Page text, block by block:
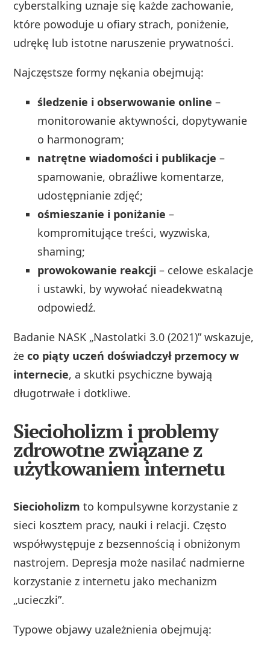
cyberstalking uznaje się każde zachowanie,
które powoduje u ofiary strach, poniżenie,
udrękę lub istotne naruszenie prywatności.
Najczęstsze formy nękania obejmują:
śledzenie i obserwowanie online –
monitorowanie aktywności, dopytywanie
o harmonogram;
natrętne wiadomości i publikacje –
spamowanie, obraźliwe komentarze,
udostępnianie zdjęć;
ośmieszanie i poniżanie –
kompromitujące treści, wyzwiska,
shaming;
prowokowanie reakcji – celowe eskalacje
i ustawki, by wywołać nieadekwatną
odpowiedź.
Badanie NASK „Nastolatki 3.0 (2021)” wskazuje,
żeco piąty uczeń doświadczył przemocy w
internecie, a skutki psychiczne bywają
długotrwałe i dotkliwe.
Siecioholizm i problemy
zdrowotne związane z
użytkowaniem internetu
Siecioholizm to kompulsywne korzystanie z
sieci kosztem pracy, nauki i relacji. Często
współwystępuje z bezsennością i obniżonym
nastrojem. Depresja może nasilać nadmierne
korzystanie z internetu jako mechanizm
„ucieczki”.
Typowe objawy uzależnienia obejmują: